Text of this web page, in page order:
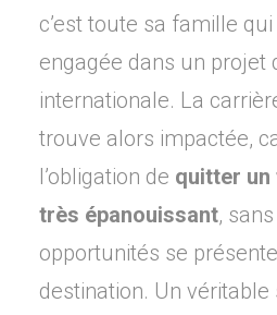
c’est toute sa famille
engagée dans un projet
internationale. La
trouve alors impactée,
l’obligation de quitter
très épanouissant,
opportunités se
destination. Un